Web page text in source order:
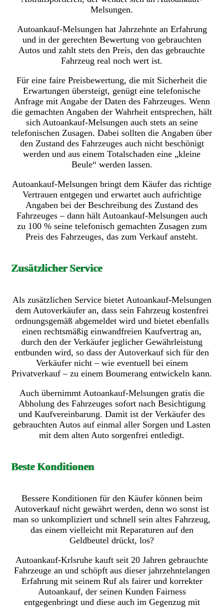
Melsungen.
Autoankauf-Melsungen hat Jahrzehnte an Erfahrung
und in der gerechten Bewertung von gebrauchten
Autos und zahlt stets den Preis, den das gebrauchte
Fahrzeug real noch wert ist.
Für eine faire Preisbewertung, die mit Sicherheit die
Erwartungen übersteigt, genügt eine telefonische
Anfrage mit Angabe der Daten des Fahrzeuges. Wenn
die gemachten Angaben der Wahrheit entsprechen, hält
sich Autoankauf-Melsungen auch stets an seine
telefonischen Zusagen. Dabei sollten die Angaben über
den Zustand des Fahrzeuges auch nicht beschönigt
werden und aus einem Totalschaden eine „kleine
Beule“ werden lassen.
Autoankauf-Melsungen bringt dem Käufer das richtige
Vertrauen entgegen und erwartet auch aufrichtige
Angaben bei der Beschreibung des Zustand des
Fahrzeuges – dann hält Autoankauf-Melsungen auch
zu 100 % seine telefonisch gemachten Zusagen zum
Preis des Fahrzeuges, das zum Verkauf ansteht.
Zusätzlicher Service
Als zusätzlichen Service bietet Autoankauf-Melsungen
dem Autoverkäufer an, dass sein Fahrzeug kostenfrei
ordnungsgemäß abgemeldet wird und bietet ebenfalls
einen rechtsmäßig einwandfreien Kaufvertrag an,
durch den der Verkäufer jeglicher Gewährleistung
entbunden wird, so dass der Autoverkauf sich für den
Verkäufer nicht – wie eventuell bei einem
Privatverkauf – zu einem Boumerang entwickeln kann.
Auch übernimmt Autoankauf-Melsungen gratis die
Abholung des Fahrzeuges sofort nach Besichtigung
und Kaufvereinbarung. Damit ist der Verkäufer des
gebrauchten Autos auf einmal aller Sorgen und Lasten
mit dem alten Auto sorgenfrei entledigt.
Beste Konditionen
Bessere Konditionen für den Käufer können beim
Autoverkauf nicht gewährt werden, denn wo sonst ist
man so unkompliziert und schnell sein altes Fahrzeug,
das einem vielleicht mit Reparaturen auf den
Geldbeutel drückt, los?
Autoankauf-Krlsruhe kauft seit 20 Jahren gebrauchte
Fahrzeuge an und schöpft aus dieser jahrzehntelangen
Erfahrung mit seinem Ruf als fairer und korrekter
Autoankauf, der seinen Kunden Fairness
entgegenbringt und diese auch im Gegenzug mit